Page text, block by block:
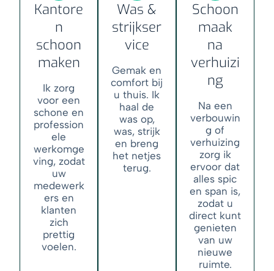
Kantore
n
schoon
maken
Ik zorg
voor een
schone en
profession
ele
werkomge
ving, zodat
uw
medewerk
ers en
klanten
zich
prettig
voelen.
Was &
strijkser
vice
Gemak en
comfort bij
u thuis. Ik
haal de
was op,
was, strijk
en breng
het netjes
terug.
Schoon
maak
na
verhuizi
ng
Na een
verbouwin
g of
verhuizing
zorg ik
ervoor dat
alles spic
en span is,
zodat u
direct kunt
genieten
van uw
nieuwe
ruimte.